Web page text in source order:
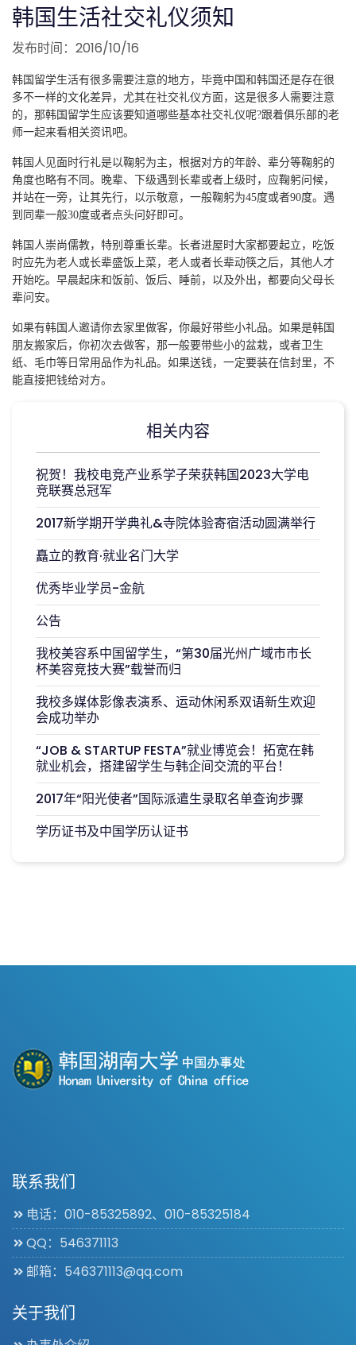
韩国生活社交礼仪须知
发布时间：2016/10/16
韩国留学生活有很多需要注意的地方，毕竟中国和韩国还是存在很
多不一样的文化差异，尤其在社交礼仪方面，这是很多人需要注意
的，那韩国 留学生应该要知道哪些基本社交礼仪呢?跟着俱乐部的老
师一起来看相关资讯吧。
韩国人见面时行礼是以鞠躬为主，根据对方的年龄、辈分等鞠躬的
角度也略有不同。晚辈、下级遇到长辈或者上级时，应鞠躬问候，
并站在一旁，让其先行，以示敬意，一般鞠躬为45度或者90度。遇
到同辈一般30度或者点头问好即可。
韩国人崇尚儒教，特别尊重长辈。长者进屋时大家都要起立，吃饭
时应先为老人或长辈盛饭上菜，老人或者长辈动筷之后，其他人才
开始吃。 早晨起床和饭前、饭后、睡前，以及外出，都要向父母长
辈问安。
如果有韩国人邀请你去家里做客，你最好带些小礼品。如果是韩国
朋友搬家后，你初次去做客，那一般要带些小的盆栽，或者卫生
纸、毛巾等 日常用品作为礼品。如果送钱，一定要装在信封里，不
能直接把钱给对方。
相关内容
祝贺！我校电竞产业系学子荣获韩国2023大学电
竞联赛总冠军
2017新学期开学典礼&寺院体验寄宿活动圆满举行
矗立的教育·就业名门大学
优秀毕业学员-金航
公告
我校美容系中国留学生，“第30届光州广域市市长
杯美容竞技大赛”载誉而归
我校多媒体影像表演系、运动休闲系双语新生欢迎
会成功举办
“JOB & STARTUP FESTA”就业博览会！拓宽在韩
就业机会，搭建留学生与韩企间交流的平台！
2017年“阳光使者”国际派遣生录取名单查询步骤
学历证书及中国学历认证书
联系我们
电话：010-85325892、010-85325184
QQ：546371113
邮箱：546371113@qq.com
关于我们